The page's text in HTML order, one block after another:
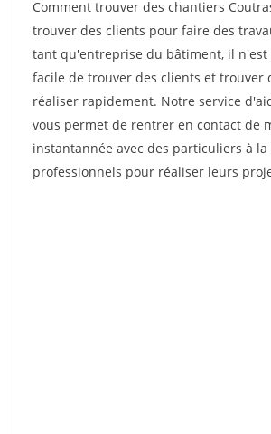
Comment trouver des chantiers
trouver des clients pour faire des
tant qu'entreprise du bâtiment, il n'est
facile de trouver des clients et trouver
réaliser rapidement. Notre service
vous permet de rentrer en contact de
instantannée avec des particuliers à
professionnels pour réaliser leurs